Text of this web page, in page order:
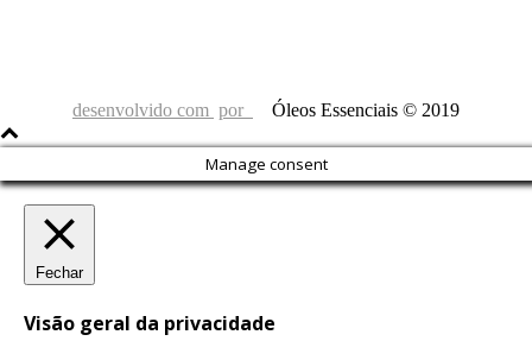
desenvolvido com por Óleos Essenciais © 2019
Manage consent
Fechar
Visão geral da privacidade